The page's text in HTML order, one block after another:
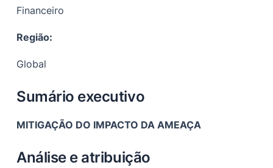
Financeiro
Região:
Global
Sumário executivo
MITIGAÇÃO DO IMPACTO DA AMEAÇA
Análise e atribuição